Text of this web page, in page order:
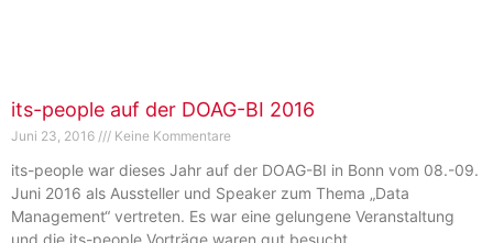
its-people auf der DOAG-BI 2016
Juni 23, 2016 Keine Kommentare
its-people war dieses Jahr auf der DOAG-BI in Bonn vom 08.-09.
Juni 2016 als Aussteller und Speaker zum Thema „Data
Management“ vertreten. Es war eine gelungene Veranstaltung
und die its-people Vorträge waren gut besucht.